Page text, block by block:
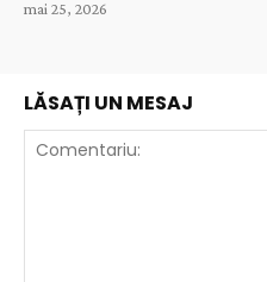
mai 25, 2026
LĂSAȚI UN MESAJ